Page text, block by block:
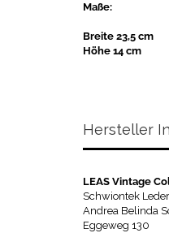
Maße:
Breite 23,5 cm
Höhe 14 cm
Hersteller
LEAS Vintage
Schwiontek
Andrea Belinda
Eggeweg 130